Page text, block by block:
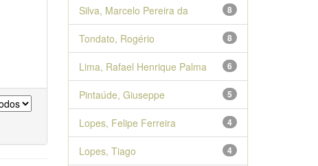
8
Silva, Marcelo Pereira da
8
Tondato, Rogério
6
Lima, Rafael Henrique Palma
5
Pintaúde, Giuseppe
4
Lopes, Felipe Ferreira
4
Lopes, Tiago